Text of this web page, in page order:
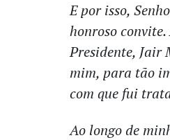
E por isso,
honroso
Presidente, Jair
mim, para tão
com que fui
Ao longo de